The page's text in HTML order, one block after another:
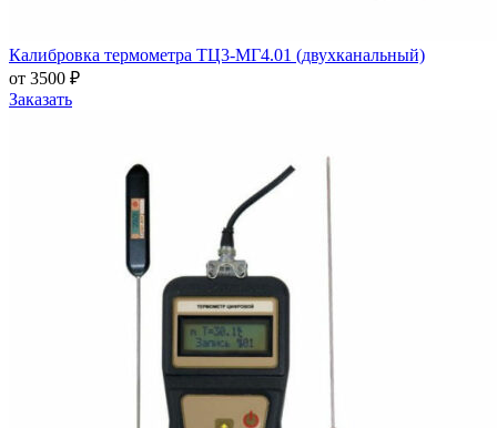
Калибровка термометра ТЦ3-МГ4.01 (двухканальный)
от 3500 ₽
Заказать